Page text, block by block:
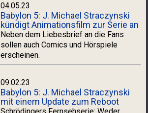
04.05.23
Babylon 5: J. Michael Straczynski
kündigt Animationsfilm zur Serie an
Neben dem Liebesbrief an die Fans
sollen auch Comics und Hörspiele
erscheinen.
09.02.23
Babylon 5: J. Michael Straczynski
mit einem Update zum Reboot